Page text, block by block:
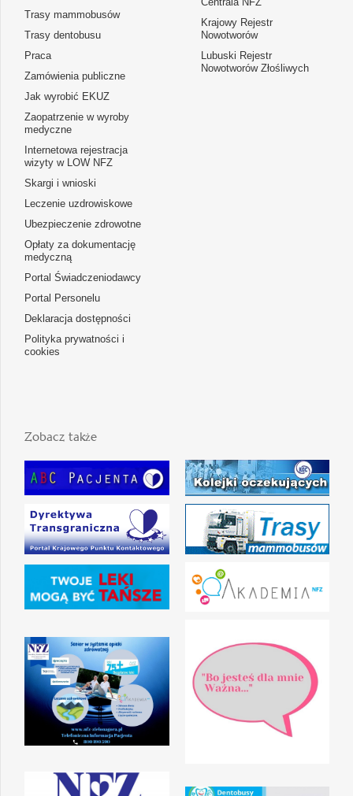
Trasy mammobusów
Trasy dentobusu
Praca
Zamówienia publiczne
Jak wyrobić EKUZ
Zaopatrzenie w wyroby
medyczne
Internetowa rejestracja
wizyty w LOW NFZ
Skargi i wnioski
Leczenie uzdrowiskowe
Ubezpieczenie zdrowotne
Opłaty za dokumentację
medyczną
Portal Świadczeniodawcy
Portal Personelu
Deklaracja dostępności
Polityka prywatności i
cookies
Krajowy Rejestr
Nowotworów
Lubuski Rejestr
Nowotworów Złośliwych
Zobacz także